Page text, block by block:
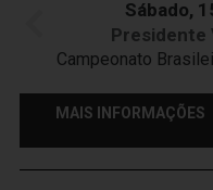
Sábado,
Presidente
Campeonato
MAIS INFORMAÇÕES